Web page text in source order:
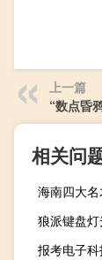
上一篇
“数点昏
相关问
海南四大
狼派键盘灯
报考电子